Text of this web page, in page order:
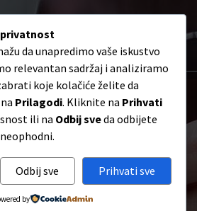
Kontakt
da unapredimo vaše iskustvo
relevantan sadržaj i analiziramo
koje kolačiće želite da
Prilagodi. Kliknite na Prihvati
ili na Odbij sveda odbijete
Odbij sve Prihvati sve
by